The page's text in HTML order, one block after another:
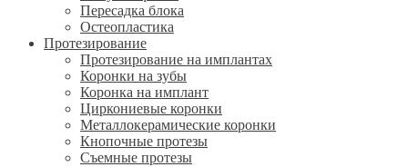
Пересадка блока
Остеопластика
Протезирование
Протезирование на имплантах
Коронки на зубы
Коронка на имплант
Циркониевые коронки
Металлокерамические коронки
Кнопочные протезы
Съемные протезы